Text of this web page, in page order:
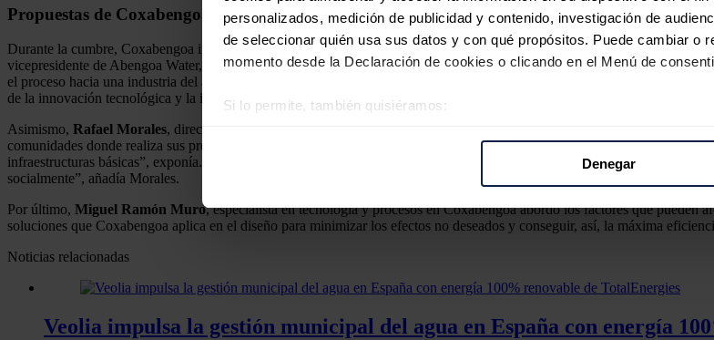
personalizados, medición de publicidad y contenido, investigación de
de seleccionar quién usa sus datos y con qué propósitos. Puede cambiar o
momento desde la Declaración de cookies o clicando en el Menú de
Si lo permite, también quisiéramos:
redes sociales, publicidad y análisis web, quienes pueden combinarla con
Denegar
Propuestas de Coxabengoa durante la Cumbre
Durante la cumbre, Coxabengoa intervino en tres paneles especializados sobre descarbonización, el impacto positivo del
vicepresidente de Abengoa Water, expuso la necesidad y posibilidad real de descarbonizar el sector del agua: “Los
el proceso hacia una industria del agua con bajas emisiones de carbono”, indicaba Alday, que incidía en la necesidad de
de la innovación tecnológica y la integración de las energías renovables en el proceso”.
Asimismo, Rafael Morales, director de Desarrollo de Negocio de Coxabengoa Water para Europa, África y América,
comunidades donde realiza sus proyectos con acciones de Responsabilidad Social Corporativa, fomentando la educación
infraestructuras básicas”, exponía. “El paso de Coxabengoa por una comunidad pretende siempre dejar más valor que el
socialmente”, añadía Morales.
Por último, Miguel Ramón Muro, especialista en tecnología y procesos en Coxabengoa abordó los factores que pueden
soluciones que Coxabengoa aplica en el diseño para minimizar los efectos no deseados y conseguir, así, la máxima
Noticias relacionadas
Veolia impulsa la gestión municipal del agua en España con energía